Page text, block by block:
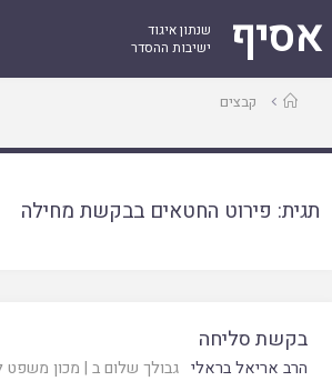
אסיף
שנתון איגוד
ישיבות ההסדר
עמודקבצים
תגית: פירוט החטאים בבקשת מחילה
בקשת סליחה
הרב אריאל בראלי גבולך שלום ב | מכון משפט